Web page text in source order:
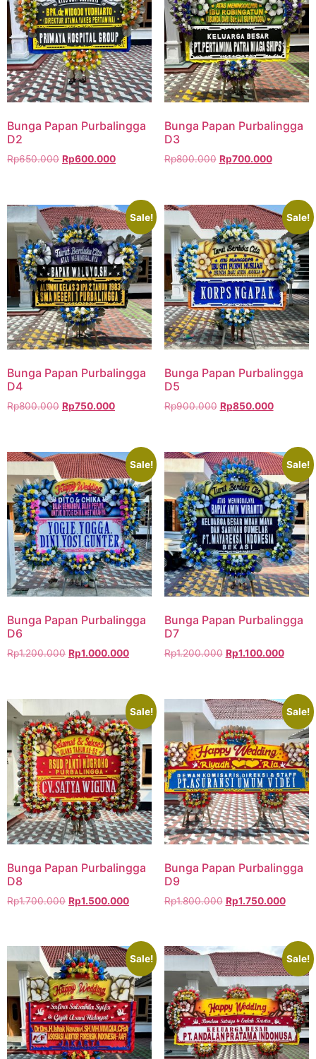
Bunga Papan Purbalingga
D2
Rp650.000 Rp600.000
Bunga Papan Purbalingga
D3
Rp800.000 Rp700.000
Sale!
Bunga Papan Purbalingga
D4
Rp800.000 Rp750.000
Sale!
Bunga Papan Purbalingga
D5
Rp900.000 Rp850.000
Sale!
Bunga Papan Purbalingga
D6
Rp1.200.000 Rp1.000.000
Sale!
Bunga Papan Purbalingga
D7
Rp1.200.000 Rp1.100.000
Sale!
Bunga Papan Purbalingga
D8
Rp1.700.000 Rp1.500.000
Sale!
Bunga Papan Purbalingga
D9
Rp1.800.000 Rp1.750.000
Sale! Sale!